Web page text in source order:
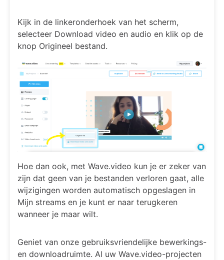
Kijk in de linkeronderhoek van het scherm,
selecteer Download video en audio en klik op de
knop Origineel bestand.
Hoe dan ook, met Wave.video kun je er zeker van
zijn dat geen van je bestanden verloren gaat, alle
wijzigingen worden automatisch opgeslagen in
Mijn streams en je kunt er naar terugkeren
wanneer je maar wilt.
Geniet van onze gebruiksvriendelijke bewerkings-
en downloadruimte. Al uw Wave.video-projecten